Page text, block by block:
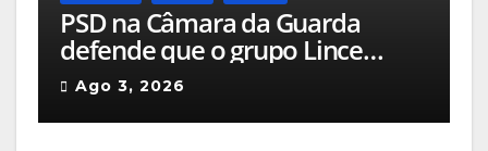
PSD na Câmara da Guarda
defende que o grupo Lince
deveria apresentar, na cidade, o
projeto que pretende
implementar no Hotel Turismo
Ago 3, 2026